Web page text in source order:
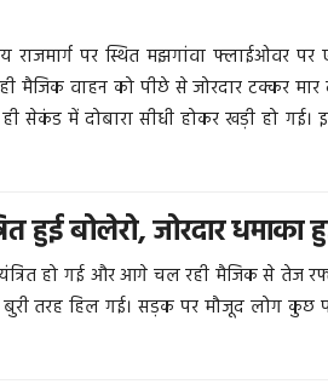
राजमार्ग पर स्थित मझगांवा फ्लाईओवर
वाहन को पीछे से जोरदार टक्कर मार
में दोबारा सीधी होकर खड़ी हो
हुई बोलेरो, जोरदार
हो गई और आगे चल रही मैजिक से तेज
तरह हिल गई। सड़क पर मौजूद लोग